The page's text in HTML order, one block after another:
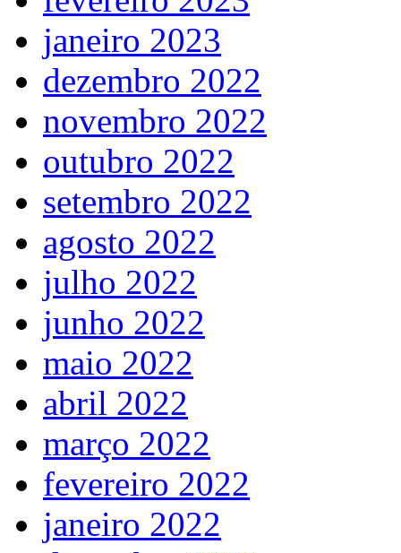
janeiro 2023
dezembro 2022
novembro 2022
outubro 2022
setembro 2022
agosto 2022
julho 2022
junho 2022
maio 2022
abril 2022
março 2022
fevereiro 2022
janeiro 2022